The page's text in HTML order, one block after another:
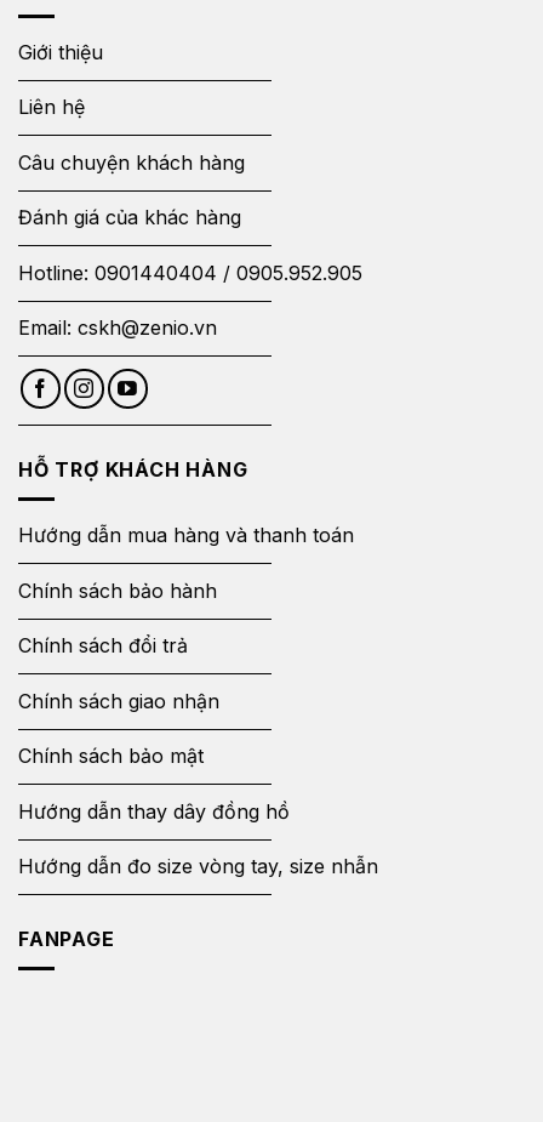
Giới thiệu
Liên hệ
Câu chuyện khách hàng
Đánh giá của khác hàng
Hotline: 0901440404 / 0905.952.905
Email: cskh@zenio.vn
HỖ TRỢ KHÁCH HÀNG
Hướng dẫn mua hàng và thanh toán
Chính sách bảo hành
Chính sách đổi trả
Chính sách giao nhận
Chính sách bảo mật
Hướng dẫn thay dây đồng hồ
Hướng dẫn đo size vòng tay, size nhẫn
FANPAGE